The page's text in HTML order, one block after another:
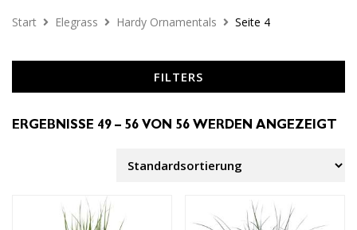
Start Elegrass Hardy Ornamentals Seite 4
FILTERS
ERGEBNISSE 49 – 56 VON 56 WERDEN ANGEZEIGT